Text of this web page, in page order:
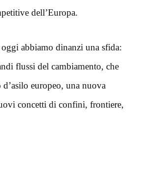
dell’Europa.
abbiamo dinanzi una sfida:
flussi del cambiamento, che
europeo, una nuova
concetti di confini, frontiere,